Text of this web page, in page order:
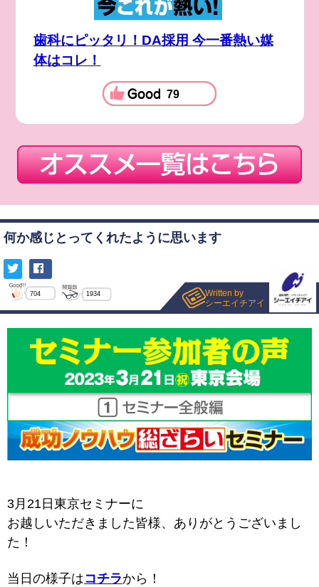
歯科にピッタリ！DA採用 今一番熱い媒
体はコレ！
79
何か感じとってくれたように思います
704 1934
Written by
シーエイチアイ
3月21日東京セミナーに
お越しいただきました皆様、ありがとうございまし
た！
当日の様子はコチラから！